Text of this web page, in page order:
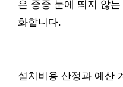
은 종종 눈에 띄지 않
화합니다.
설치비용 산정과 예산